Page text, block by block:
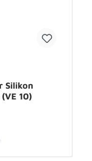
Silikon
10)